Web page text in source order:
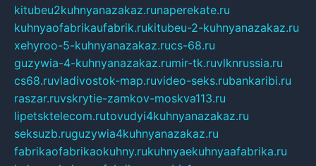
kitubeu2kuhnyanazakaz.runaperekate.ru
kuhnyaofabrikaufabrik.rukitubeu-2-kuhnyanazakaz.ru
xehyroo-5-kuhnyanazakaz.rucs-68.ru
guzywia-4-kuhnyanazakaz.rumir-tk.ruvlknrussia.ru
cs68.ruvladivostok-map.ruvideo-seks.rubankaribi.ru
raszar.ruvskrytie-zamkov-moskva113.ru
lipetsktelecom.rutovudyi4kuhnyanazakaz.ru
seksuzb.ruguzywia4kuhnyanazakaz.ru
fabrikaofabrikaokuhny.rukuhnyaekuhnyaafabrika.ru